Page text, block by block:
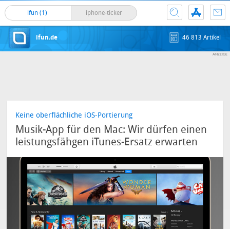
ifun (1) iphone-ticker
ifun.de 46 813 Artikel
Keine oberflächliche iOS-Portierung
Musik-App für den Mac: Wir dürfen einen
leistungsfähgen iTunes-Ersatz erwarten